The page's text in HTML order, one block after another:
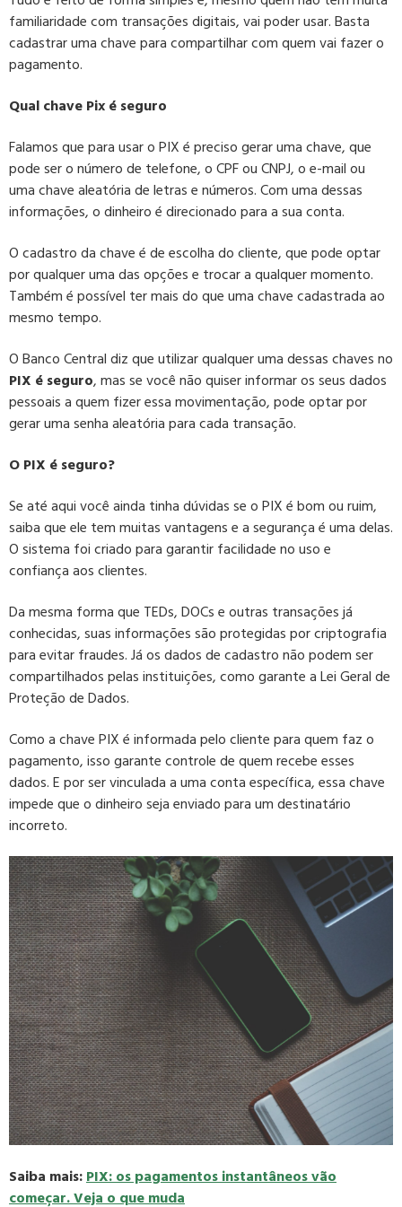
familiaridade com transações digitais, vai poder usar. Basta
cadastrar uma chave para compartilhar com quem vai fazer o
pagamento.
Qual chave Pix é seguro
Falamos que para usar o PIX é preciso gerar uma chave, que
pode ser o número de telefone, o CPF ou CNPJ, o e-mail ou
uma chave aleatória de letras e números. Com uma dessas
informações, o dinheiro é direcionado para a sua conta.
O cadastro da chave é de escolha do cliente, que pode optar
por qualquer uma das opções e trocar a qualquer momento.
Também é possível ter mais do que uma chave cadastrada ao
mesmo tempo.
O Banco Central diz que utilizar qualquer uma dessas chaves no
PIX é seguro, mas se você não quiser informar os seus dados
pessoais a quem fizer essa movimentação, pode optar por
gerar uma senha aleatória para cada transação.
O PIX é seguro?
Se até aqui você ainda tinha dúvidas se o PIX é bom ou ruim,
saiba que ele tem muitas vantagens e a segurança é uma delas.
O sistema foi criado para garantir facilidade no uso e
confiança aos clientes.
Da mesma forma que TEDs, DOCs e outras transações já
conhecidas, suas informações são protegidas por criptografia
para evitar fraudes. Já os dados de cadastro não podem ser
compartilhados pelas instituições, como garante a Lei Geral de
Proteção de Dados.
Como a chave PIX é informada pelo cliente para quem faz o
pagamento, isso garante controle de quem recebe esses
dados. E por ser vinculada a uma conta específica, essa chave
impede que o dinheiro seja enviado para um destinatário
incorreto.
Saiba mais:PIX: os pagamentos instantâneos vão
começar. Veja o que muda